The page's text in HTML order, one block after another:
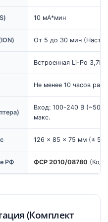
10 мА*мин
От 5 до 30 мин
Встроенная Li-Po 3,7В
Не менее 10 часов
Вход: 100-240 В (~50/
макс.
126 × 85 × 75 мм (± 5
РФ ФСР 2010/08780 (Код
(Комплект